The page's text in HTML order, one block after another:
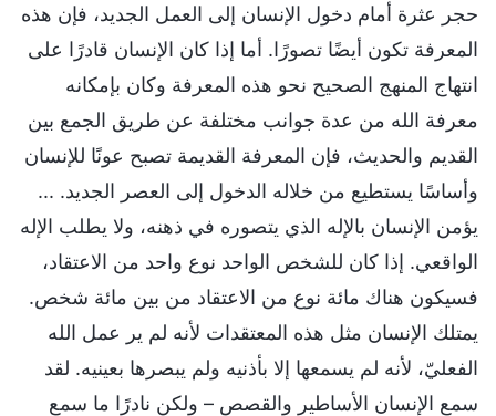
حجر عثرة أمام دخول الإنسان إلى العمل الجديد، فإن هذه
المعرفة تكون أيضًا تصورًا. أما إذا كان الإنسان قادرًا على
انتهاج المنهج الصحيح نحو هذه المعرفة وكان بإمكانه
معرفة الله من عدة جوانب مختلفة عن طريق الجمع بين
القديم والحديث، فإن المعرفة القديمة تصبح عونًا للإنسان
وأساسًا يستطيع من خلاله الدخول إلى العصر الجديد. ...
يؤمن الإنسان بالإله الذي يتصوره في ذهنه، ولا يطلب الإله
الواقعي. إذا كان للشخص الواحد نوع واحد من الاعتقاد،
فسيكون هناك مائة نوع من الاعتقاد من بين مائة شخص.
يمتلك الإنسان مثل هذه المعتقدات لأنه لم ير عمل الله
الفعليّ، لأنه لم يسمعها إلا بأذنيه ولم يبصرها بعينيه. لقد
سمع الإنسان الأساطير والقصص – ولكن نادرًا ما سمع